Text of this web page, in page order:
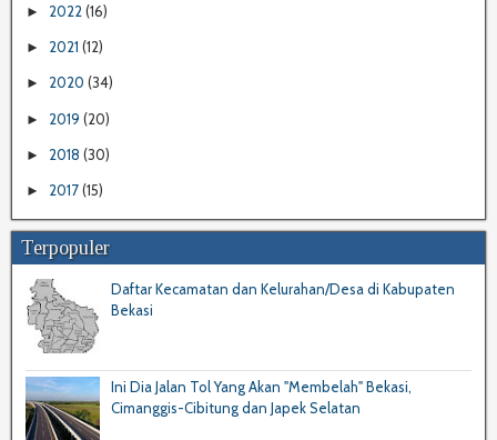
► 2022 (16)
► 2021 (12)
► 2020 (34)
► 2019 (20)
► 2018 (30)
► 2017(15)
Terpopuler
Daftar Kecamatan dan Kelurahan/Desa di Kabupaten
Bekasi
Ini Dia Jalan Tol Yang Akan "Membelah" Bekasi,
Cimanggis-Cibitung dan Japek Selatan